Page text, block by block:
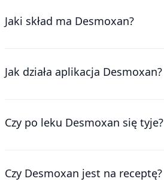
Jaki skład ma Desmoxan?
Jak działa aplikacja Desmoxan?
Czy po leku Desmoxan się tyje?
Czy Desmoxan jest na receptę?